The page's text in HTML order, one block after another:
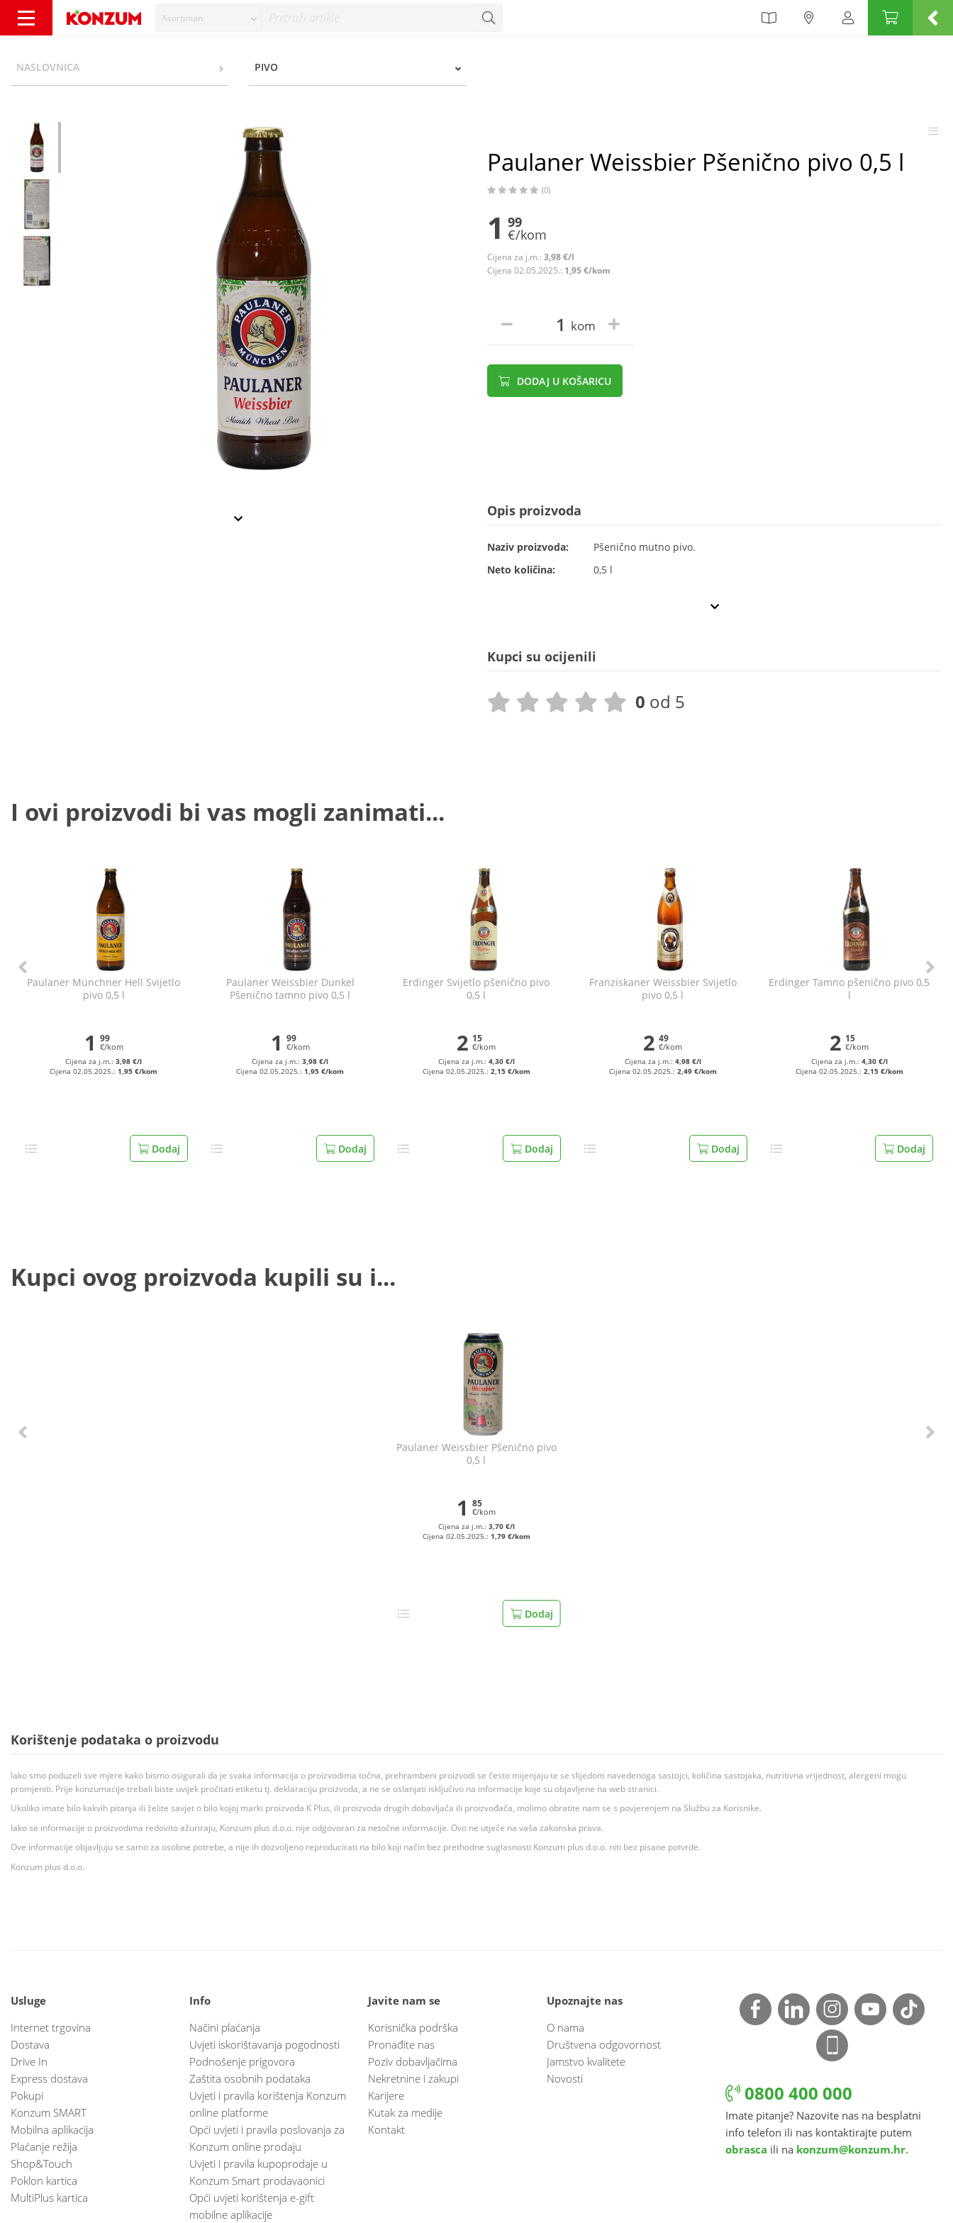
Asortiman
NASLOVNICA PIVO
Paulaner Weissbier Pšenično pivo 0,5 l
(0)
1 99
€/kom
Cijena za j.m.: 3,98 €/l
Cijena 02.05.2025.: 1,95 €/kom
kom
DODAJ U KOŠARICU
Opis proizvoda
Naziv proizvoda:
Pšenično mutno pivo.
Neto količina:
0,5 l
Kupci su ocijenili
0 od 5
I ovi proizvodi bi vas mogli zanimati...
Paulaner Münchner Hell Svijetlo
pivo 0,5 l
1 99
€/kom
Cijena za j.m.:3,98 €/l
Cijena 02.05.2025.:1,95 €/kom
Dodaj
Paulaner Weissbier Dunkel
Pšenično tamno pivo 0,5 l
1 99
€/kom
Cijena za j.m.:3,98 €/l
Cijena 02.05.2025.:1,95 €/kom
Dodaj
Erdinger Svijetlo pšenično pivo
0,5 l
2 15
€/kom
Cijena za j.m.: 4,30 €/l
Cijena 02.05.2025.: 2,15 €/kom
Dodaj
Franziskaner Weissbier Svijetlo
pivo 0,5 l
2 49
€/kom
Cijena za j.m.: 4,98 €/l
Cijena 02.05.2025.: 2,49 €/kom
Dodaj
Erdinger Tamno pšenično pivo 0,5
l
2 15
€/kom
Cijena za j.m.: 4,30 €/l
Cijena 02.05.2025.: 2,15 €/kom
Dodaj
Kupci ovog proizvoda kupili su i...
Paulaner Weissbier Pšenično pivo
0,5 l
1 85
€/kom
Cijena za j.m.: 3,70 €/l
Cijena 02.05.2025.: 1,79 €/kom
Dodaj
Korištenje podataka o proizvodu
Iako smo poduzeli sve mjere kako bismo osigurali da je svaka informacija o proizvodima točna, prehrambeni proizvodi se često mijenjaju te se slijedom navedenoga sastojci, količina sastojaka, nutritivna vrijednost, alergeni mogu
promjeniti. Prije konzumacije trebali biste uvijek pročitati etiketu tj. deklaraciju proizvoda, a ne se oslanjati isključivo na informacije koje su objavljene na web stranici.
Ukoliko imate bilo kakvih pitanja ili želite savjet o bilo kojoj marki proizvoda K Plus, ili proizvoda drugih dobavljača ili proizvođača, molimo obratite nam se s povjerenjem na Službu za Korisnike.
Iako se informacije o proizvodima redovito ažuriraju, Konzum plus d.o.o. nije odgovoran za netočne informacije. Ovo ne utječe na vaša zakonska prava.
Ove informacije objavljuju se samo za osobne potrebe, a nije ih dozvoljeno reproducirati na bilo koji način bez prethodne suglasnosti Konzum plus d.o.o. niti bez pisane potvrde.
Konzum plus d.o.o.
Usluge
Internet trgovina
Dostava
Drive In
Express dostava
Pokupi
Konzum SMART
Mobilna aplikacija
Plaćanje režija
Shop&Touch
Poklon kartica
MultiPlus kartica
Info
Načini plaćanja
Uvjeti iskorištavanja pogodnosti
Podnošenje prigovora
Zaštita osobnih podataka
Uvjeti i pravila korištenja Konzum
online platforme
Opći uvjeti i pravila poslovanja za
Konzum online prodaju
Uvjeti i pravila kupoprodaje u
Konzum Smart prodavaonici
Opći uvjeti korištenja e-gift
mobilne aplikacije
Javite nam se
Korisnička podrška
Pronađite nas
Poziv dobavljačima
Nekretnine i zakupi
Karijere
Kutak za medije
Kontakt
Upoznajte nas
O nama
Društvena odgovornost
Jamstvo kvalitete
Novosti
0800 400 000
Imate pitanje? Nazovite nas na besplatni
info telefon ili nas kontaktirajte putem
obrasca ili na konzum@konzum.hr.